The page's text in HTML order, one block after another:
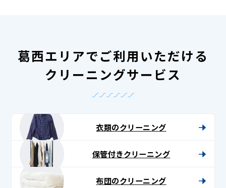
葛西エリアでご利用いただける
クリーニングサービス
衣類のクリーニング
保管付きクリーニング
布団のクリーニング